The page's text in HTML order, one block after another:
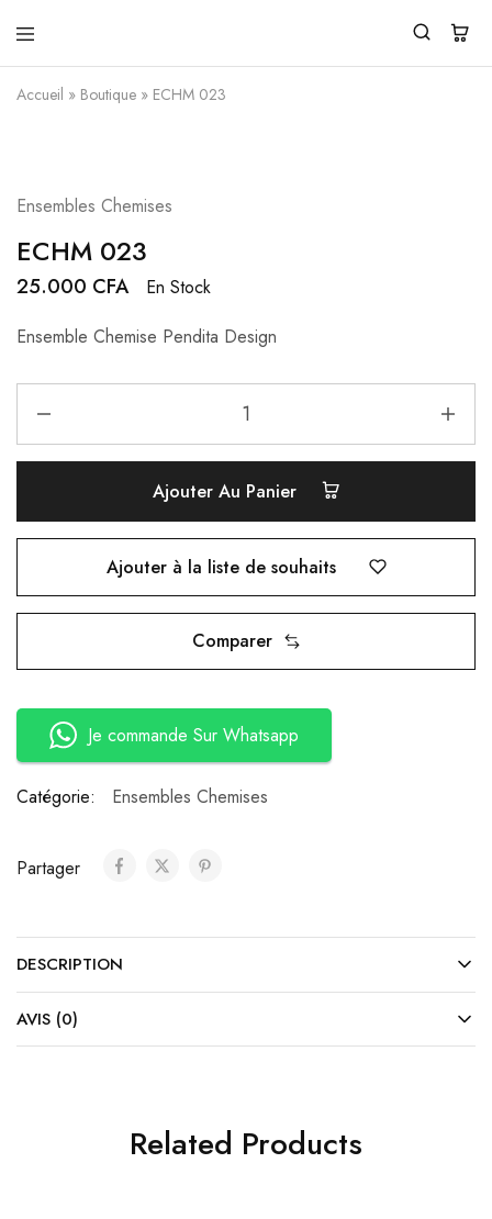
Pendita
Design
Vente
de
vêtements
Accueil » Boutique » ECHM 023
Ensembles Chemises
ECHM 023
25.000 CFA
En Stock
Ensemble Chemise Pendita Design
Ajouter Au Panier
Ajouter à la liste de souhaits
Comparer
Je commande Sur Whatsapp
Catégorie: Ensembles Chemises
Partager
DESCRIPTION
AVIS (0)
Related Products